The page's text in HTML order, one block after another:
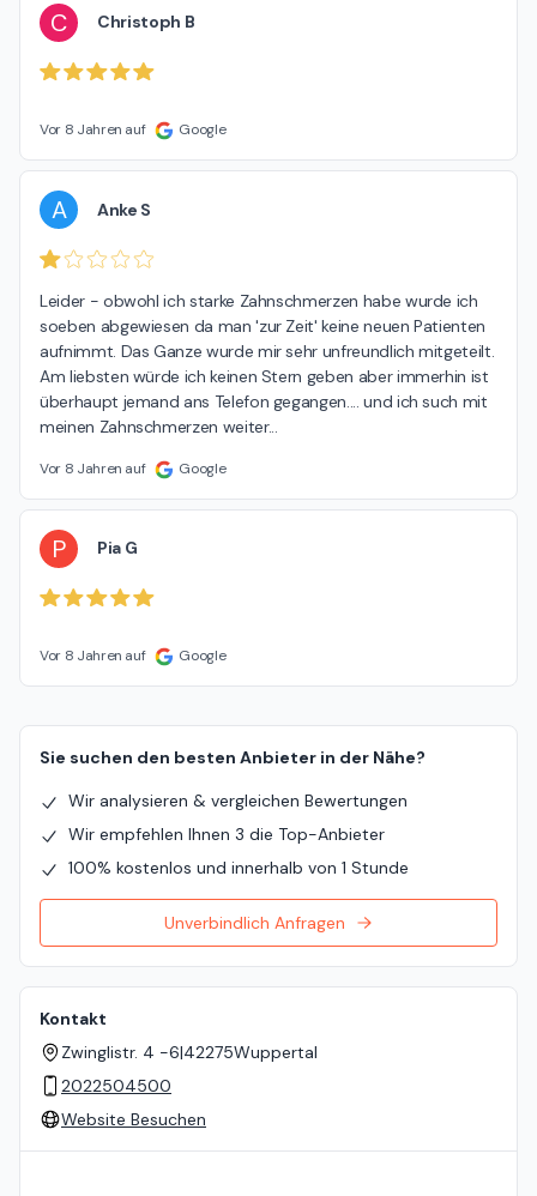
C Christoph B
Vor 8 Jahren auf Google
A Anke S
Leider - obwohl ich starke Zahnschmerzen habe wurde ich
soeben abgewiesen da man 'zur Zeit' keine neuen Patienten
aufnimmt. Das Ganze wurde mir sehr unfreundlich mitgeteilt.
Am liebsten würde ich keinen Stern geben aber immerhin ist
überhaupt jemand ans Telefon gegangen.... und ich such mit
meinen Zahnschmerzen weiter...
Vor 8 Jahren auf Google
P Pia G
Vor 8 Jahren auf Google
Sie suchen den besten Anbieter in der Nähe?
Wir analysieren & vergleichen Bewertungen
Wir empfehlen Ihnen 3 die Top-Anbieter
100% kostenlos und innerhalb von 1 Stunde
Unverbindlich Anfragen
Kontakt
Zwinglistr. 4 -6|42275Wuppertal
2022504500
Website Besuchen